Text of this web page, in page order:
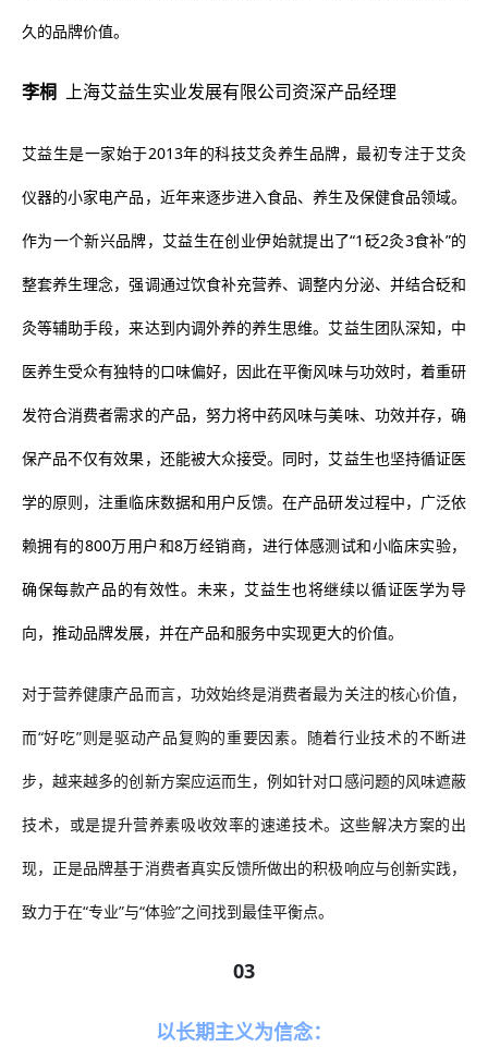
久的品牌价值。
李桐 上海艾益生实业发展有限公司资深产品经理
艾益生是一家始于2013年的科技艾灸养生品牌，最初专注于艾灸
仪器的小家电产品，近年来逐步进入食品、养生及保健食品领域。
作为一个新兴品牌，艾益生在创业伊始就提出了“1砭2灸3食补”的
整套养生理念，强调通过饮食补充营养、调整内分泌、并结合砭和
灸等辅助手段，来达到内调外养的养生思维。艾益生团队深知，中
医养生受众有独特的口味偏好，因此在平衡风味与功效时，着重研
发符合消费者需求的产品，努力将中药风味与美味、功效并存，确
保产品不仅有效果，还能被大众接受。同时，艾益生也坚持循证医
学的原则，注重临床数据和用户反馈。在产品研发过程中，广泛依
赖拥有的800万用户和8万经销商，进行体感测试和小临床实验，
确保每款产品的有效性。未来，艾益生也将继续以循证医学为导
向，推动品牌发展，并在产品和服务中实现更大的价值。
对于营养健康产品而言，功效始终是消费者最为关注的核心价值，
而“好吃”则是驱动产品复购的重要因素。随着行业技术的不断进
步，越来越多的创新方案应运而生，例如针对口感问题的风味遮蔽
技术，或是提升营养素吸收效率的速递技术。这些解决方案的出
现，正是品牌基于消费者真实反馈所做出的积极响应与创新实践，
致力于在“专业”与“体验”之间找到最佳平衡点。
03
以长期主义为信念：